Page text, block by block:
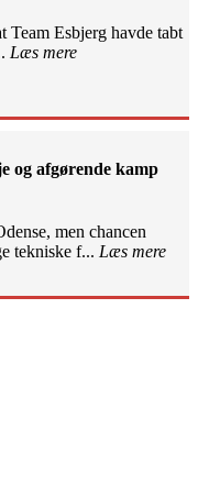
Team Esbjerg havde tabt
Læs mere
og afgørende kamp
men chancen
tekniske f... Læs mere